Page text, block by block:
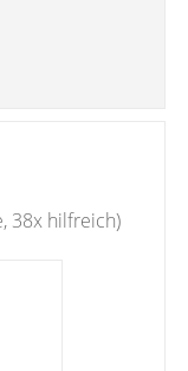
38x hilfreich)